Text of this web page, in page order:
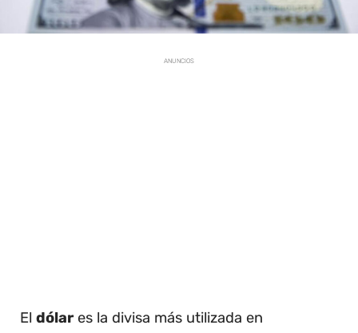
ANUNCIOS
El dólares la divisa más utilizada en